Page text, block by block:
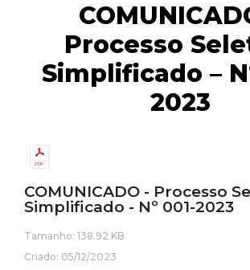
Processo
Simplificado –
2023
COMUNICADO - Processo
Simplificado - Nº 001-2023
Tamanho: 138.92 KB
Criado: 05/12/2023